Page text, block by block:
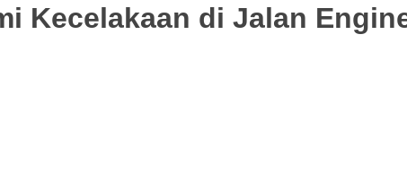
Kecelakaan di Jalan